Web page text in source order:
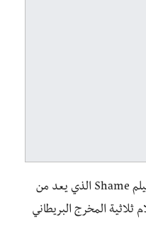
تحليل لقصة ولشخصية معقدة في فيلم Shame الذي يعد من
ثلاثية المخرج البريطاني